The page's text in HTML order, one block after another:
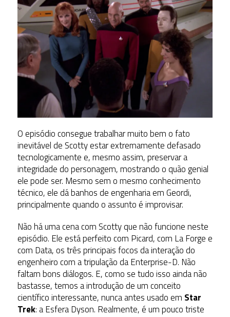
O episódio consegue trabalhar muito bem o fato
inevitável de Scotty estar extremamente defasado
tecnologicamente e, mesmo assim, preservar a
integridade do personagem, mostrando o quão genial
ele pode ser. Mesmo sem o mesmo conhecimento
técnico, ele dá banhos de engenharia em Geordi,
principalmente quando o assunto é improvisar.
Não há uma cena com Scotty que não funcione neste
episódio. Ele está perfeito com Picard, com La Forge e
com Data, os três principais focos da interação do
engenheiro com a tripulação da Enterprise-D. Não
faltam bons diálogos. E, como se tudo isso ainda não
bastasse, temos a introdução de um conceito
científico interessante, nunca antes usado em Star
Trek: a Esfera Dyson. Realmente, é um pouco triste